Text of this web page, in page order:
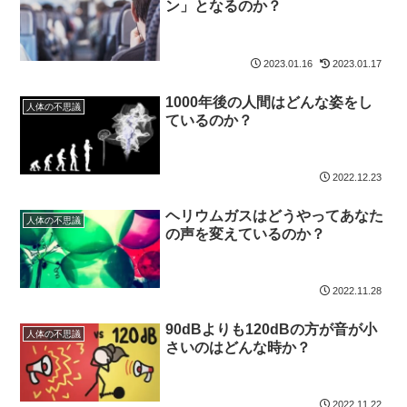
ン」となるのか？
2023.01.16 2023.01.17
人体の不思議
1000年後の人間はどんな姿をし
ているのか？
2022.12.23
人体の不思議
ヘリウムガスはどうやってあなた
の声を変えているのか？
2022.11.28
人体の不思議
90dBよりも120dBの方が音が小
さいのはどんな時か？
2022.11.22